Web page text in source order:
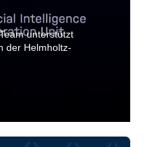
unterstützt
der Helmholtz-